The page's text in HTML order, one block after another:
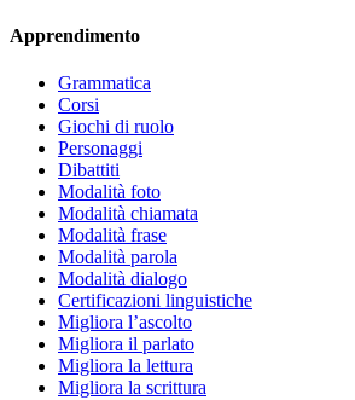
Apprendimento
Grammatica
Corsi
Giochi di ruolo
Personaggi
Dibattiti
Modalità foto
Modalità chiamata
Modalità frase
Modalità parola
Modalità dialogo
Certificazioni linguistiche
Migliora l’ascolto
Migliora il parlato
Migliora la lettura
Migliora la scrittura